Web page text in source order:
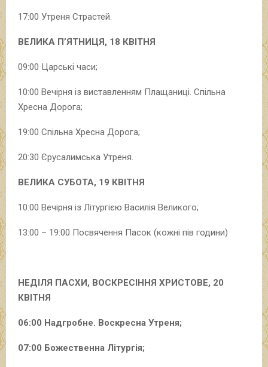
17:00 Утреня Страстей.
ВЕЛИКА П’ЯТНИЦЯ, 18 КВІТНЯ
09:00 Царські часи;
10:00 Вечірня із виставленням Плащаниці. Спільна
Хресна Дорога;
19:00 Спільна Хресна Дорога;
20:30 Єрусалимська Утреня.
ВЕЛИКА СУБОТА, 19 КВІТНЯ
10:00 Вечірня із Літургією Василія Великого;
13:00 – 19:00 Посвячення Пасок (кожні пів години)
НЕДІЛЯ ПАСХИ, ВОСКРЕСІННЯ ХРИСТОВЕ, 20
КВІТНЯ
06:00 Надгробне. Воскресна Утреня;
07:00 Божественна Літургія;